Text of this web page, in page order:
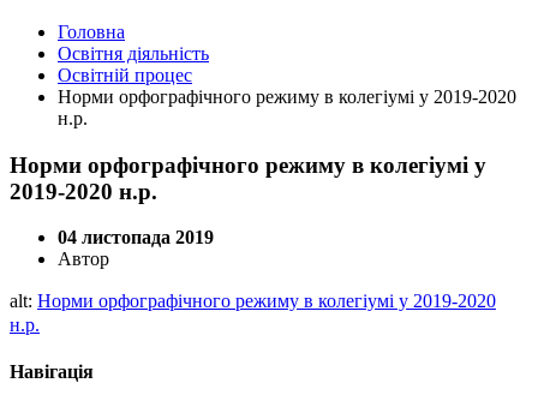
Головна
Освітня діяльність
Освітній процес
Норми орфографічного режиму в колегіумі у 2019-2020
н.р.
Норми орфографічного режиму в колегіумі у
2019-2020 н.р.
04 листопада 2019
Автор
alt: Норми орфографічного режиму в колегіумі у 2019-2020
н.р.
Навігація